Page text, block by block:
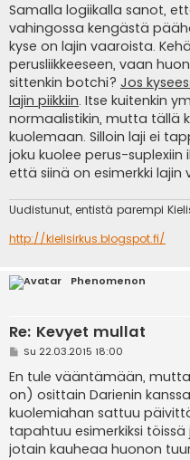
Samalla logiikalla sanot,
vahingossa kengästä
kyse on lajin vaaroista.
perusliikkeeseen, vaan
sittenkin botchi? Jos
lajin piikkiin. Itse kuitenkin
normaalistikin, mutta tällä
kuolemaan. Silloin laji ei
joku kuolee perus-
että siinä on esimerkki lajin
Uudistunut, entistä parempi
http://kielisirkus.blogspot.fi/
Phenomenon
Re: Kevyet mullat
V
e
s
t
i
Su 22.03.2015 18:00
En tule vääntämään,
on) osittain Darienin
kuolemiahan sattuu
tapahtuu esimerkiksi
jotain kauheaa huonon